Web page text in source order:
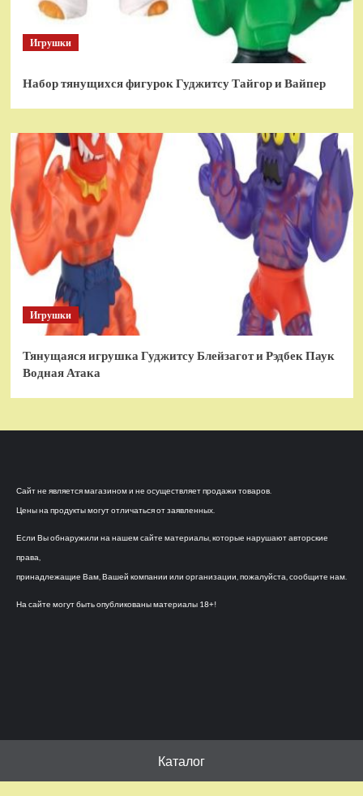
Игрушки
Набор тянущихся фигурок Гуджитсу Тайгор и Вайпер
Игрушки
Тянущаяся игрушка Гуджитсу Блейзагот и Рэдбек Паук
Водная Атака
Сайт не является магазином и не осуществляет продажи товаров.
Цены на продукты могут отличаться от заявленных.
Если Вы обнаружили на нашем сайте материалы, которые нарушают авторские
права,
принадлежащие Вам, Вашей компании или организации, пожалуйста, сообщите нам.
На сайте могут быть опубликованы материалы 18+!
Каталог